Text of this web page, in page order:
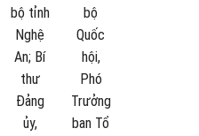
bộ tỉnh
Nghệ
An; Bí
thư
Đảng
ủy,
bộ
Quốc
hội,
Phó
Trưởng
ban Tổ